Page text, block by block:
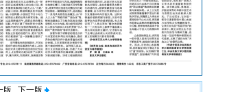
版 下一版